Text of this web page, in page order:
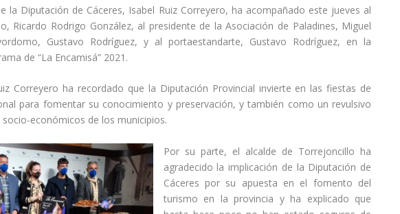
s
d
e
e
c
a
r
r
i
b
c
l
a
e
f
c
h
a
a
la Diputación de Cáceres, Isabel Ruiz Correyero, ha acompañado este jueves al
Ricardo Rodrigo González, al presidente de la Asociación de Paladines, Miguel
Gustavo Rodríguez, y al portaestandarte, Gustavo Rodríguez, en la
de “La Encamisá” 2021 .
Correyero ha recordado que la Diputación Provincial invierte en las fiestas de
para fomentar su conocimiento y preservación, y también como un revulsivo
económicos de los municipios.
Por su parte, el alcalde de Torrejoncillo ha
agradecido la implicación de la Diputación de
Cáceres por su apuesta en el fomento del
turismo en la provincia y ha explicado que